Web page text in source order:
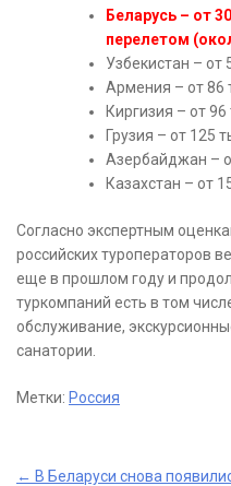
Беларусь – от
перелетом
Узбекистан – от
Армения – от 86
Киргизия – от 96
Грузия – от 125
Азербайджан –
Казахстан – от
Согласно экспертным
российских туроператоров
еще в прошлом году и
туркомпаний есть в том
обслуживание,
санатории.
Метки: Россия
← В Беларуси снова